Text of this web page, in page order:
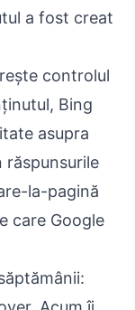
a fost creat
controlul
Bing
asupra
la-pagină
care Google